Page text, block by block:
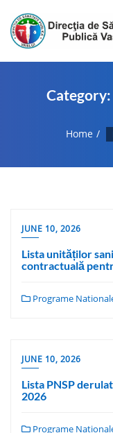
Category:
Home
JUNE 10, 2026
Lista unităților
contractuală
Programe
JUNE 10, 2026
Lista PNSP
2026
Programe